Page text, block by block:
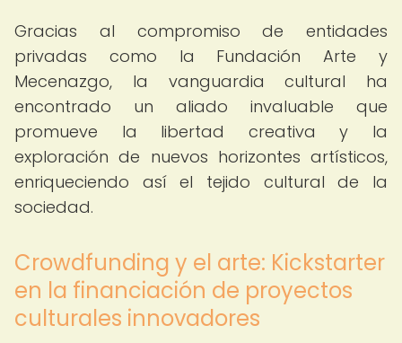
Gracias al compromiso de entidades
privadas como la Fundación Arte y
Mecenazgo, la vanguardia cultural ha
encontrado un aliado invaluable que
promueve la libertad creativa y la
exploración de nuevos horizontes artísticos,
enriqueciendo así el tejido cultural de la
sociedad.
Crowdfunding y el arte: Kickstarter
en la financiación de proyectos
culturales innovadores